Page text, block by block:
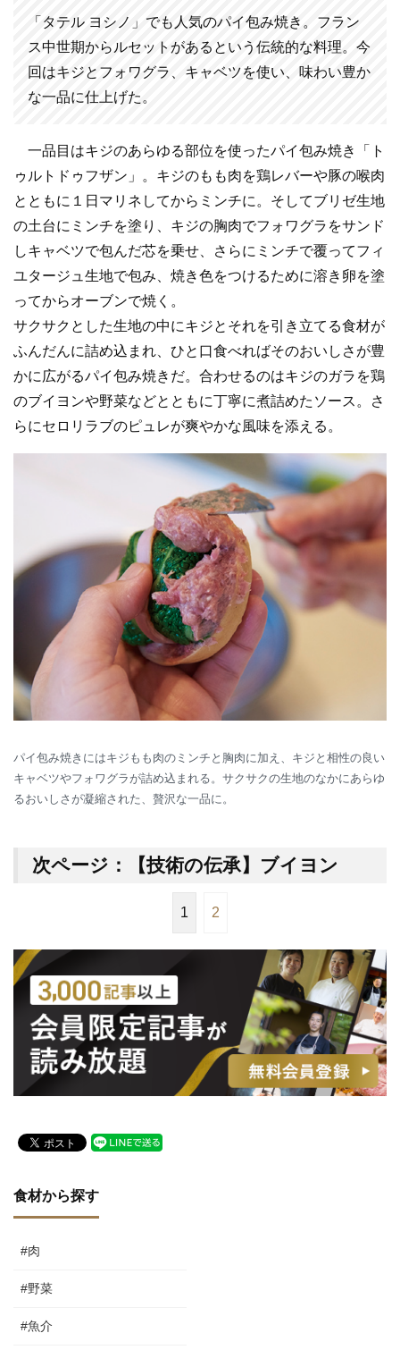
「タテル ヨシノ」でも人気のパイ包み焼き。フラン
ス中世期からルセットがあるという伝統的な料理。今
回はキジとフォワグラ、キャベツを使い、味わい豊か
な一品に仕上げた。
一品目はキジのあらゆる部位を使ったパイ包み焼き「ト
ゥルトドゥフザン」。キジのもも肉を鶏レバーや豚の喉肉
とともに１日マリネしてからミンチに。そしてブリゼ生地
の土台にミンチを塗り、キジの胸肉でフォワグラをサンド
しキャベツで包んだ芯を乗せ、さらにミンチで覆ってフィ
ユタージュ生地で包み、焼き色をつけるために溶き卵を塗
ってからオーブンで焼く。
サクサクとした生地の中にキジとそれを引き立てる食材が
ふんだんに詰め込まれ、ひと口食べればそのおいしさが豊
かに広がるパイ包み焼きだ。合わせるのはキジのガラを鶏
のブイヨンや野菜などとともに丁寧に煮詰めたソース。さ
らにセロリラブのピュレが爽やかな風味を添える。
パイ包み焼きにはキジもも肉のミンチと胸肉に加え、キジと相性の良い
キャベツやフォワグラが詰め込まれる。サクサクの生地のなかにあらゆ
るおいしさが凝縮された、贅沢な一品に。
次ページ：【技術の伝承】ブイヨン
1 2
食材から探す
#肉
#野菜
#魚介